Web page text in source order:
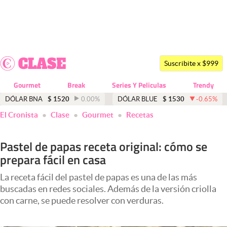
Dólar
Economía y Política
Finanzas y Mercados
Negocios
Columnistas
Otras secciones
Suscribite x $999
Gourmet Break Series Y Peliculas Trendy
DÓLAR BNA $ 1520 0.00% DÓLAR BLUE $ 1530 -0.65%
El Cronista Clase Gourmet Recetas
Pastel de papas receta original: cómo se
prepara fácil en casa
La receta fácil del pastel de papas es una de las más
buscadas en redes sociales. Además de la versión criolla
con carne, se puede resolver con verduras.